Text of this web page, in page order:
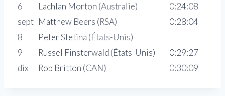
6
Lachlan Morton (Australie)
0:24:08
sept Matthew Beers (RSA)
0:28:04
8
Peter Stetina (États-Unis)
9
Russel Finsterwald (États-Unis)
0:29:27
dix
Rob Britton (CAN) 0:30:09